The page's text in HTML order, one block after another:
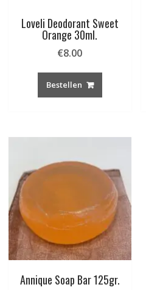
Loveli Deodorant Sweet
Orange 30ml.
€8.00
Bestellen
Annique Soap Bar 125gr.